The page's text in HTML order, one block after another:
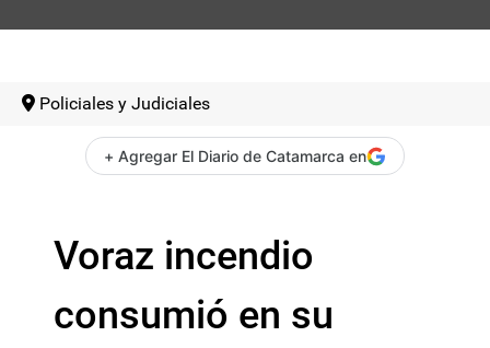
Policiales y Judiciales
+ Agregar El Diario de Catamarca en
Voraz incendio
consumió en su